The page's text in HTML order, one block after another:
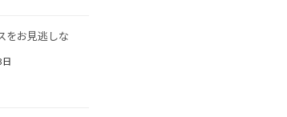
をお見逃しな